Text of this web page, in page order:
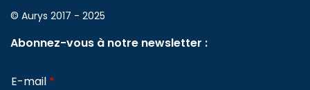
© Aurys 2017 - 2025
Abonnez-vous à notre newsletter :
E-mail *